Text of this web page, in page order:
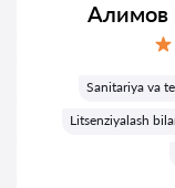
Алимов
Sanitariya va
Litsenziyalash